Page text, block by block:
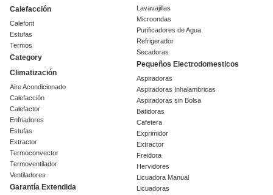
Calefacción
Calefont
Estufas
Termos
Category
Climatización
Aire Acondicionado
Calefacción
Calefactor
Enfriadores
Estufas
Extractor
Termoconvector
Termoventilador
Ventiladores
Garantía Extendida
Lavavajillas
Microondas
Purificadores de Agua
Refrigerador
Secadoras
Pequeños Electrodomesticos
Aspiradoras
Aspiradoras Inhalambricas
Aspiradoras sin Bolsa
Batidoras
Cafetera
Exprimidor
Extractor
Freidora
Hervidores
Licuadora Manual
Licuadoras